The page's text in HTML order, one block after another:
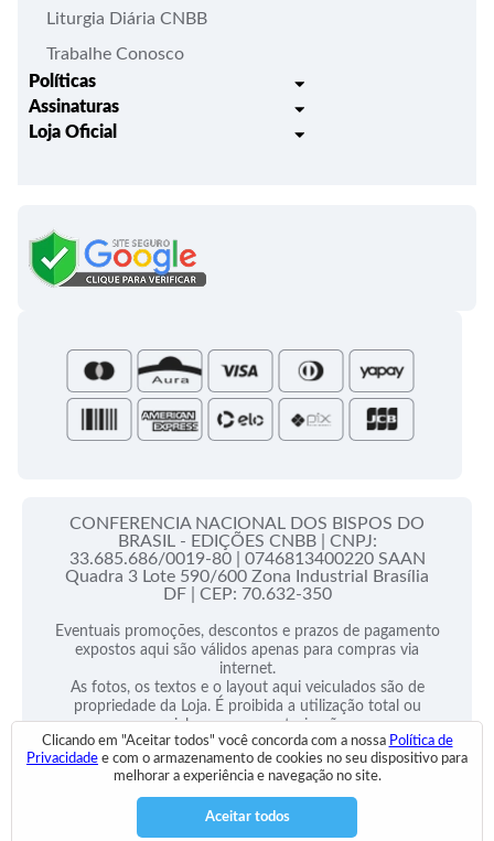
Liturgia Diária CNBB
Trabalhe Conosco
Políticas
Trocas e Devoluções
Assinaturas
Liturgia Igreja em Oração
Roteiros Homiléticos
Folhetos e Partituras
Loja Oficial
Bíblias - Tradução Oficial
Campanha da Fraternidade
CONFERENCIA NACIONAL DOS BISPOS DO
BRASIL - EDIÇÕES CNBB | CNPJ:
33.685.686/0019-80 | 0746813400220 SAAN
Quadra 3 Lote 590/600 Zona Industrial Brasília
DF | CEP: 70.632-350
Eventuais promoções, descontos e prazos de pagamento
expostos aqui são válidos apenas para compras via
internet.
As fotos, os textos e o layout aqui veiculados são de
propriedade da Loja. É proibida a utilização total ou
parcial sem nossa autorização.
2025 © Todos Direitos Reservados
Desenvolvido por:
Clicando em "Aceitar todos" você concorda com a nossa Política de
Privacidade e com o armazenamento de cookies no seu dispositivo para
melhorar a experiência e navegação no site.
Aceitar todos